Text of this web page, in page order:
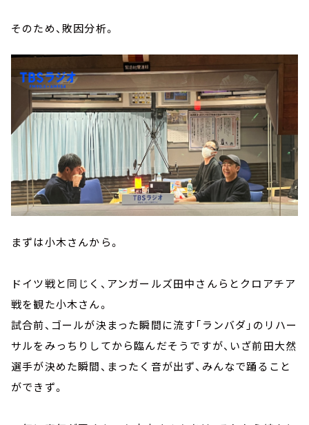
そのため、敗因分析。
まずは小木さんから。
ドイツ戦と同じく、アンガールズ田中さんらとクロアチア
戦を観た小木さん。
試合前、ゴールが決まった瞬間に流す「ランバダ」のリハー
サルをみっちりしてから臨んだそうですが、いざ前田大然
選手が決めた瞬間、まったく音が出ず、みんなで踊ること
ができず。